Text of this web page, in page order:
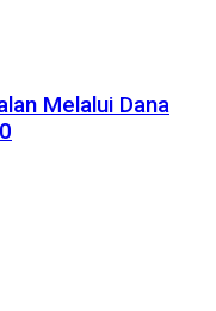
Melalui Dana